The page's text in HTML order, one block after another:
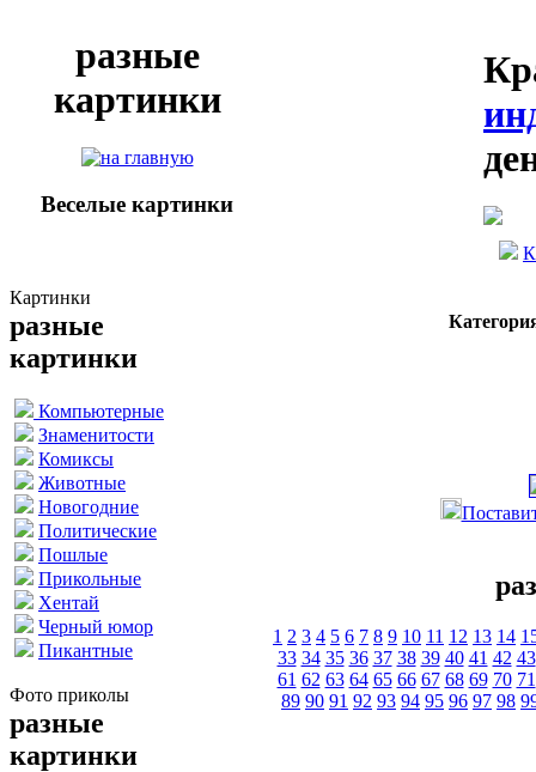
разные
картинки
Веселые картинки
Картинки
разные
картинки
Компьютерные
Знаменитости
Комиксы
Животные
Новогодние
Политические
Пошлые
Прикольные
Хентай
Черный юмор
Пикантные
Фото приколы
разные
картинки
1 2 3 4 5 6 7 8 9 10 11 12 13 14
33 34 35 36 37 38 39 40 41 42 43
61 62 63 64 65 66 67 68 69 70 71
89 90 91 92 93 94 95 96 97 98